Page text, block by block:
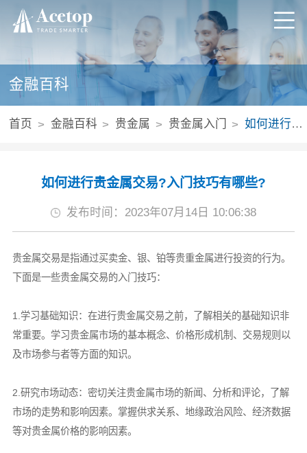
金融百科
首页 金融百科 贵金属 贵金属入门 如何进行贵金属交易?入门技巧有哪些?
如何进行贵金属交易?入门技巧有哪些?
发布时间：2023年07月14日 10:06:38
贵金属交易是指通过买卖金、银、铂等贵重金属进行投资的行为。
下面是一些贵金属交易的入门技巧：
1.学习基础知识：在进行贵金属交易之前，了解相关的基础知识非
常重要。学习贵金属市场的基本概念、价格形成机制、交易规则以
及市场参与者等方面的知识。
2.研究市场动态：密切关注贵金属市场的新闻、分析和评论，了解
市场的走势和影响因素。掌握供求关系、地缘政治风险、经济数据
等对贵金属价格的影响因素。